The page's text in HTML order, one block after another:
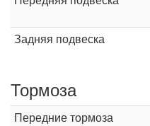
Задняя подвеска
Тормоза
Передние тормоза